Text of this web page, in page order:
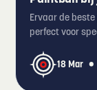
Ervaar de
perfect voor
18 Mar •